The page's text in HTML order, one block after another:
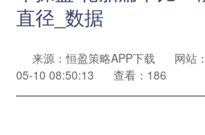
直径_数据
来源：恒盈策略APP下载 网站
05-10 08:50:13
查看：186